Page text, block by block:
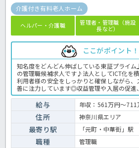
介護付き有料老人ホーム
ヘルパー・介護職
管理者・管理職（施設
長など）
ここがポイント！
知名度をどんどん伸ばしている東証プライ
の管理職候補求人です♪法人としてICT化を
利用者様の安全をしっかりと確保しながら
善に注力しています◎収益管理や入居の促進
ムを健全に運営するために必要な業務をお
経験や管理職経験がある方は優遇！管理職向
ので、ブランクがある方もお気軽にご相談
ムを順次オープン予定ですので、様々なキャ
す！成長意欲の高い方はぜひお問い合わせ
員 有料老人ホームの求人＞
給与 年収：561万円～711
住所 神奈川県エリア
最寄り駅 「元町・中華街」駅
職種 管理職